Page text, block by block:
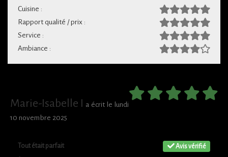
Cuisine :
Rapport qualité / prix :
Service :
Ambiance :
Marie-Isabelle I a écrit le lundi
10 novembre 2025
Avis vérifié
Tout était parfait